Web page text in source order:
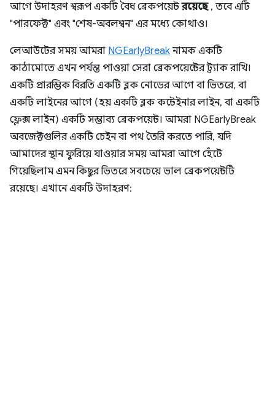
আগে উদাহরণ স্বরূপ একটি বৈধ ব্রেকপয়েন্টরয়েছে, তবে এটি
"পারফেক্ট" এবং "শেষ-অবলম্বন" এর মধ্যে কোথাও।
লেআউটের সময় আমরা NGEarlyBreak নামক একটি
কাঠামোতে এখন পর্যন্ত পাওয়া সেরা ব্রেকপয়েন্টের ট্র্যাক রাখি।
একটি প্রারম্ভিক বিরতি একটি ব্লক নোডের আগে বা ভিতরে, বা
একটি লাইনের আগে (হয় একটি ব্লক কন্টেইনার লাইন, বা একটি
ফ্লেক্স লাইন) একটি সম্ভাব্য ব্রেকপয়েন্ট। আমরা NGEarlyBreak
অবজেক্টগুলির একটি চেইন বা পথ তৈরি করতে পারি, যদি
আমাদের স্থান ফুরিয়ে যাওয়ার সময় আমরা আগে হেঁটে
গিয়েছিলাম এমন কিছুর ভিতরে সবচেয়ে ভাল ব্রেকপয়েন্টটি
রয়েছে। এখানে একটি উদাহরণ: